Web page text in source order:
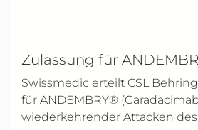
Zulassung für
Swissmedic erteilt CSL
für ANDEMBRY®
wiederkehrender Attacken